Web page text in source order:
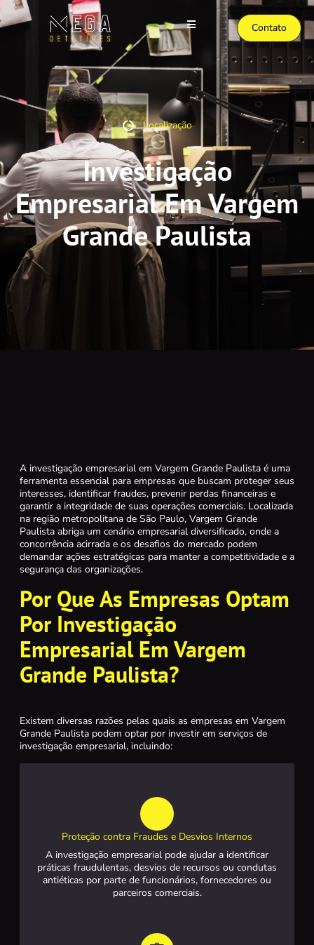
Contato
Localização
Investigação
Empresarial Em Vargem
Grande Paulista
A investigação empresarial em Vargem Grande Paulista é uma
ferramenta essencial para empresas que buscam proteger seus
interesses, identificar fraudes, prevenir perdas financeiras e
garantir a integridade de suas operações comerciais. Localizada
na região metropolitana de São Paulo, Vargem Grande
Paulista abriga um cenário empresarial diversificado, onde a
concorrência acirrada e os desafios do mercado podem
demandar ações estratégicas para manter a competitividade e a
segurança das organizações.
Por Que As Empresas Optam
Por Investigação
Empresarial Em Vargem
Grande Paulista?
Existem diversas razões pelas quais as empresas em Vargem
Grande Paulista podem optar por investir em serviços de
investigação empresarial, incluindo:
Proteção contra Fraudes e Desvios Internos
A investigação empresarial pode ajudar a identificar
práticas fraudulentas, desvios de recursos ou condutas
antiéticas por parte de funcionários, fornecedores ou
parceiros comerciais.